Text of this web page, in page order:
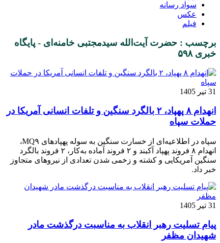
سواد رسانه
عکس
فیلم
برچسب : حضرت آیت‌الله سیدمجتبی خامنه‌ای - پایگاه
خبری ۵۹۸
31 تیر 1405
انهدام ۸ پهپاد، ۲ بالگرد سنگین و تلفات انسانی آمریکا در
حملات سپاه
سپاه در اطلاعیه‌ای از خسارت سنگین به سوله پهپادهای MQ۹،
انهدام ۸ فروند پهپاد آکبند و ۲ فروند آماده به‌کار، ۲ فروند بالگرد
سنگین آمریکایی و کشته و زخمی شدن تعدادی از نیروهای متجاوز
خبر داد.
31 تیر 1405
پیام تسلیت رهبر انقلاب به مناسبت درگذشت مادر
شهیدان مظفر